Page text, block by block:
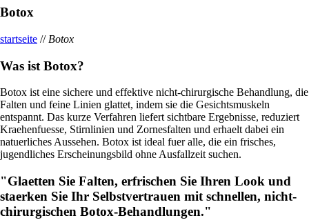
Botox
startseite // Botox
Was ist Botox?
Botox ist eine sichere und effektive nicht-chirurgische Behandlung, die
Falten und feine Linien glattet, indem sie die Gesichtsmuskeln
entspannt. Das kurze Verfahren liefert sichtbare Ergebnisse, reduziert
Kraehenfuesse, Stirnlinien und Zornesfalten und erhaelt dabei ein
natuerliches Aussehen. Botox ist ideal fuer alle, die ein frisches,
jugendliches Erscheinungsbild ohne Ausfallzeit suchen.
"Glaetten Sie Falten, erfrischen Sie Ihren Look und
staerken Sie Ihr Selbstvertrauen mit schnellen, nicht-
chirurgischen Botox-Behandlungen."